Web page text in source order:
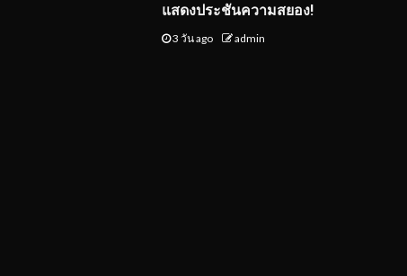
แสดงประชันความสยอง!
3 วัน ago admin